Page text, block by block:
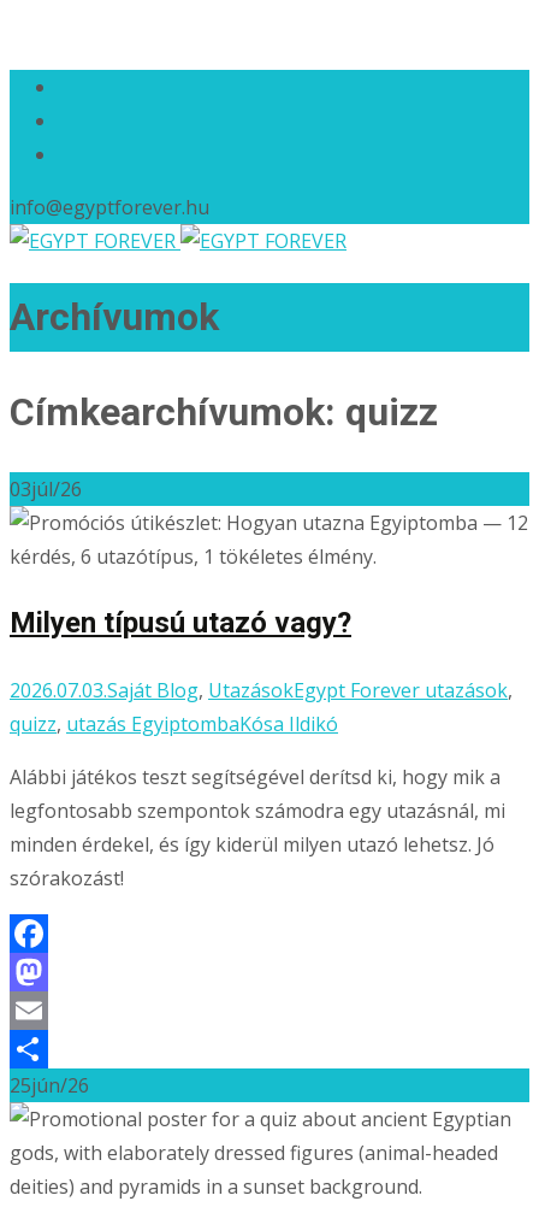
info@egyptforever.hu
Archívumok
Címkearchívumok: quizz
03júl/26
Milyen típusú utazó vagy?
2026.07.03.Saját Blog, UtazásokEgypt Forever utazások,
quizz, utazás EgyiptombaKósa Ildikó
Alábbi játékos teszt segítségével derítsd ki, hogy mik a
legfontosabb szempontok számodra egy utazásnál, mi
minden érdekel, és így kiderül milyen utazó lehetsz. Jó
szórakozást!
Facebook
Mastodon
Email
Ossza
meg
25jún/26